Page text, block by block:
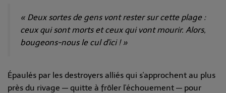
« Deux sortes de gens vont rester sur cette plage :
ceux qui sont morts et ceux qui vont mourir. Alors,
bougeons-nous le cul d'ici ! »
Épaulés par les destroyers alliés qui s'approchent au plus
près du rivage — quitte à frôler l'échouement — pour